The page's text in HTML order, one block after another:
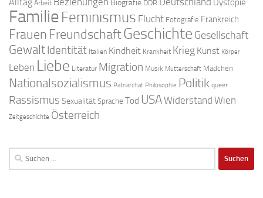
Arbeit Biografie DDR Dystopie
FamilieFeminismus Flucht Fotografie Frankreich
Frauen FreundschaftGeschichte Gesellschaft
GewaltIdentität Italien Kindheit Krankheit Krieg Kunst Körper
Leben Liebe Literatur Migration Musik Mutterschaft Mädchen
Nationalsozialismus Patriarchat Philosophie Politik queer
Rassismus SexualitätSprache Tod USAWiderstand Wien
Zeitgeschichte Österreich
Suchen
nach: